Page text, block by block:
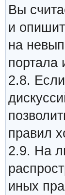
Вы
и
на
портала
2.8.
правил
2.9. На
иных